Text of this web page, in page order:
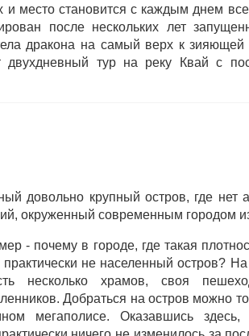
и место становится с каждым днем
после нескольких лет
дракона на самый верх к
двухдневный тур на реку Квай с
довольно крупный остров, где нет
окруженный современным городом
- почему в городе, где такая
не населенный остров?
несколько храмов, своя
Добраться на остров можно
мегаполисе. Оказавшись